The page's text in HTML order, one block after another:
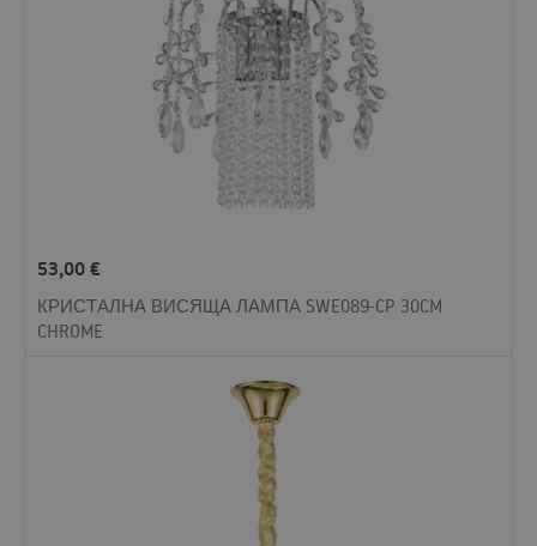
53,00€
КРИСТАЛНА ВИСЯЩА ЛАМПА SWE089-CP 30CM
CHROME